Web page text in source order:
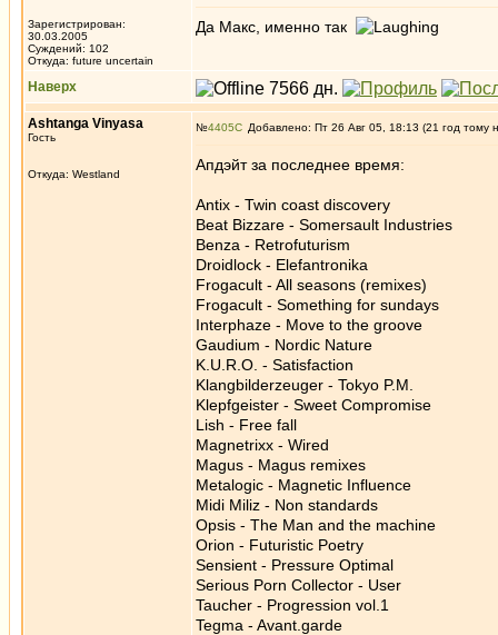
Зарегистрирован:
30.03.2005
Суждений: 102
Откуда: future uncertain
Да Макс, именно так
Наверх
Ashtanga Vinyasa
Гость
Откуда: Westland
№4405 Добавлено: Пт 26 Авг 05, 18:13 (21 год тому
Апдэйт за последнее время:
Antix - Twin coast discovery
Beat Bizzare - Somersault Industries
Benza - Retrofuturism
Droidlock - Elefantronika
Frogacult - All seasons (remixes)
Frogacult - Something for sundays
Interphaze - Move to the groove
Gaudium - Nordic Nature
K.U.R.O. - Satisfaction
Klangbilderzeuger - Tokyo P.M.
Klepfgeister - Sweet Compromise
Lish - Free fall
Magnetrixx - Wired
Magus - Magus remixes
Metalogic - Magnetic Influence
Midi Miliz - Non standards
Opsis - The Man and the machine
Orion - Futuristic Poetry
Sensient - Pressure Optimal
Serious Porn Collector - User
Taucher - Progression vol.1
Tegma - Avant.garde